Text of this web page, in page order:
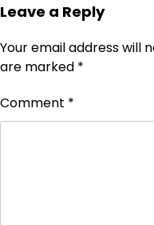
Leave a Reply
Your email address will
are marked *
Comment *